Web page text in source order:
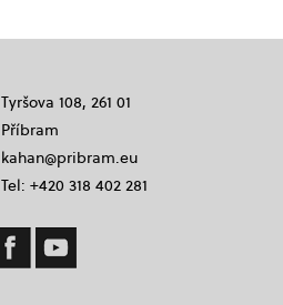
Tyršova 108, 261 01
Příbram
kahan@pribram.eu
Tel: +420 318 402 281